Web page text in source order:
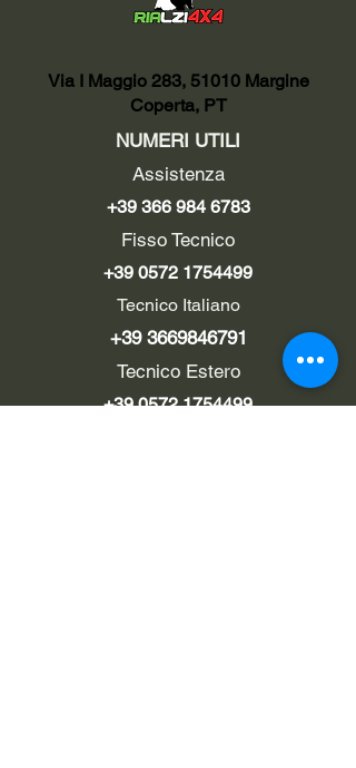
Via I Maggio 283, 51010 Margine
Coperta, PT
NUMERI UTILI
Assistenza
+39 366 984 6783
Fisso Tecnico
+39 0572 1754499
Tecnico Italiano
+39 3669846791
Tecnico Estero
+39 0572 1754499